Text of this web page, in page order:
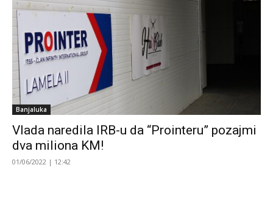
Banjaluka
Vlada naredila IRB-u da “Prointeru” pozajmi
dva miliona KM!
01/06/2022 | 12:42